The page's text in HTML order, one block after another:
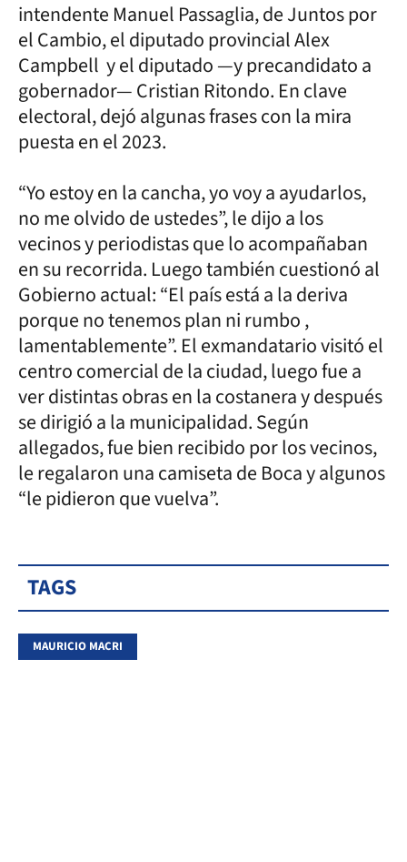
intendente Manuel Passaglia, de Juntos por
el Cambio, el diputado provincial Alex
Campbell y el diputado —y precandidato a
gobernador— Cristian Ritondo. En clave
electoral, dejó algunas frases con la mira
puesta en el 2023.
“Yo estoy en la cancha, yo voy a ayudarlos,
no me olvido de ustedes”, le dijo a los
vecinos y periodistas que lo acompañaban
en su recorrida. Luego también cuestionó al
Gobierno actual: “El país está a la deriva
porque no tenemos plan ni rumbo ,
lamentablemente”. El exmandatario visitó el
centro comercial de la ciudad, luego fue a
ver distintas obras en la costanera y después
se dirigió a la municipalidad. Según
allegados, fue bien recibido por los vecinos,
le regalaron una camiseta de Boca y algunos
“le pidieron que vuelva”.
TAGS
MAURICIO MACRI